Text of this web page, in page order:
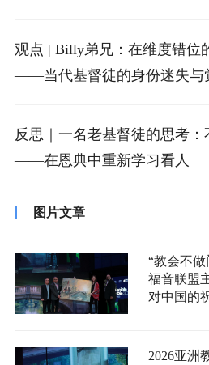
观点 | Billy弟兄：在维度错位
——当代基督徒的身份迷失与
反思｜一名老基督徒的思考
——在恩典中重新学习看人
图片文章
“教会不
福音联盟
对中国的
2026亚洲